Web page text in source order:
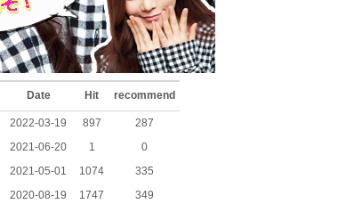
Date Hit recommend
2022-03-19 897
287
2021-06-20 1
0
2021-05-01 1074
335
2020-08-19 1747
349